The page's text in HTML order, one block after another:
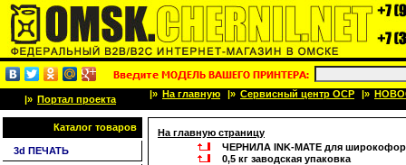
|» Портал проекта |» На главную |» Сервисный центр OCP |»
Каталог товаров
3d ПЕЧАТЬ
На главную страницу
ЧЕРНИЛА INK-MATE для
0,5 кг заводская упаковка